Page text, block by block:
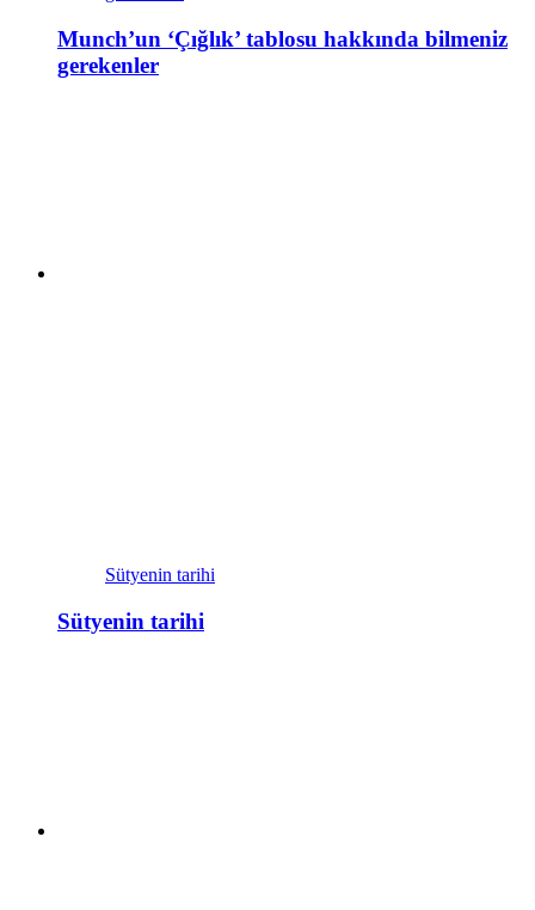
Munch’un ‘Çığlık’ tablosu hakkında bilmeniz
gerekenler
Sütyenin tarihi
Sütyenin tarihi